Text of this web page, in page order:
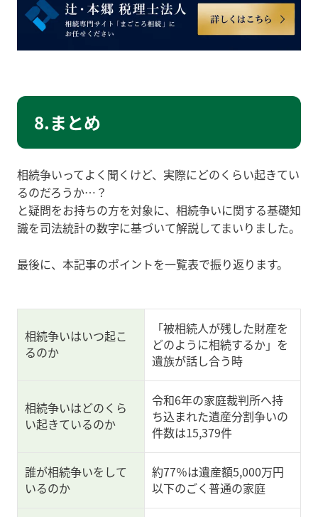
8.まとめ
相続争いってよく聞くけど、実際にどのくらい起きてい
るのだろうか…？
と疑問をお持ちの方を対象に、相続争いに関する基礎知
識を司法統計の数字に基づいて解説してまいりました。
最後に、本記事のポイントを一覧表で振り返ります。
相続争いはいつ起こ
るのか
「被相続人が残した財産を
どのように相続するか」を
遺族が話し合う時
相続争いはどのくら
い起きているのか
令和6年の家庭裁判所へ持
ち込まれた遺産分割争いの
件数は15,379件
誰が相続争いをして
いるのか
約77％は遺産額5,000万円
以下のごく普通の家庭